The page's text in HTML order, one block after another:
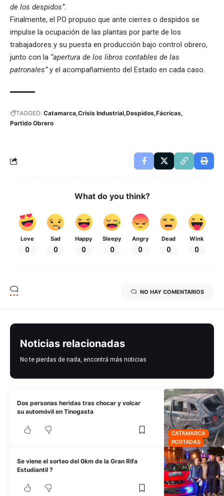
de los despidos”.
Finalmente, el PO propuso que ante cierres o despidos se
impulse la ocupación de las plantas por parte de los
trabajadores y su puesta en producción bajo control obrero,
junto con la “apertura de los libros contables de las
patronales”y el acompañamiento del Estado en cada caso.
TAGGED: Catamarca Crisis Industrial Despidos Fácricas
Partido Obrero
What do you think?
Love
0
Sad
0
Happy
0
Sleepy
0
Angry
0
Dead
0
Wink
0
NO HAY COMENTARIOS
Noticias relacionadas
No te pierdas de nada, encontrá más noticias
CATAMARCA
PORTADAS
Dos personas heridas tras chocar y volcar
su automóvil en Tinogasta
Se viene el sorteo del 0km de la Gran Rifa
Estudiantil ?